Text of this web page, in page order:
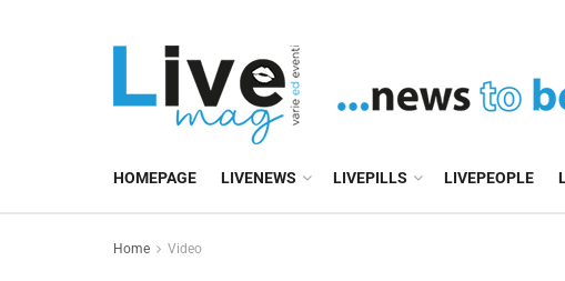
HOMEPAGE LIVENEWS LIVEPILLS LIVEPEOPLE
Home Video